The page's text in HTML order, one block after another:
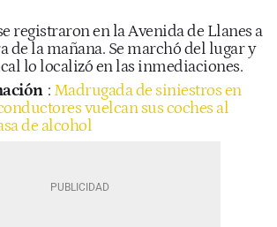
registraron en la Avenida de Llanes a
de la mañana. Se marchó del lugar y
lo localizó en las inmediaciones.
: Madrugada de siniestros en
vuelcan sus coches al
de alcohol